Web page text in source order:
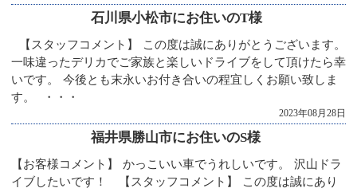
石川県小松市にお住いのT様
【スタッフコメント】 この度は誠にありがとうございます。
一味違ったデリカでご家族と楽しいドライブをして頂けたら幸
いです。 今後とも末永いお付き合いの程宜しくお願い致しま
す。 ・・・
2023年08月28日
福井県勝山市にお住いのS様
【お客様コメント】 かっこいい車でうれしいです。 沢山ドラ
イブしたいです！ 【スタッフコメント】 この度は誠にあり